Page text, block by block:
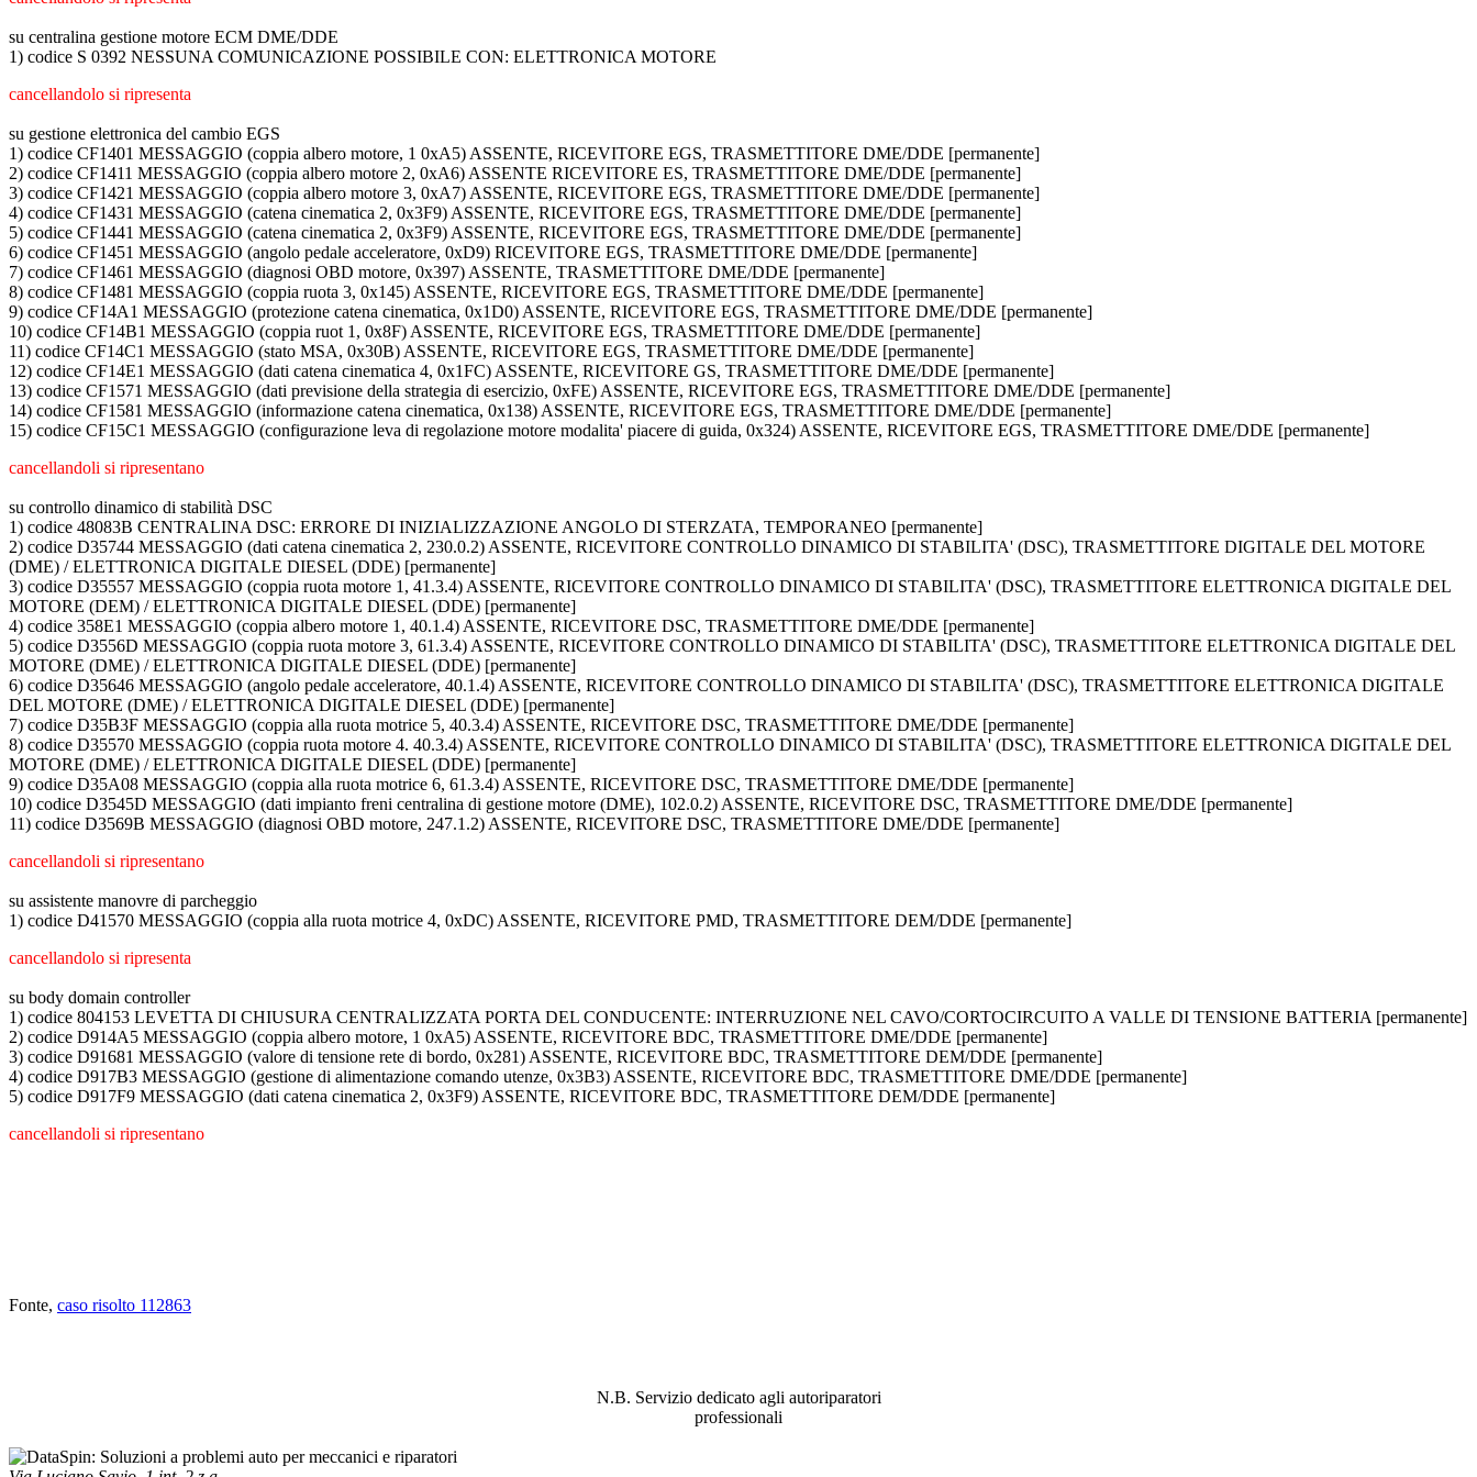
su centralina gestione motore ECM DME/DDE
1) codice S 0392 NESSUNA COMUNICAZIONE POSSIBILE CON: ELETTRONICA MOTORE
cancellandolo si ripresenta
su gestione elettronica del cambio EGS
1) codice CF1401 MESSAGGIO (coppia albero motore, 1 0xA5) ASSENTE, RICEVITORE EGS, TRASMETTITORE DME/DDE [permanente]
2) codice CF1411 MESSAGGIO (coppia albero motore 2, 0xA6) ASSENTE RICEVITORE ES, TRASMETTITORE DME/DDE [permanente]
3) codice CF1421 MESSAGGIO (coppia albero motore 3, 0xA7) ASSENTE, RICEVITORE EGS, TRASMETTITORE DME/DDE [permanente]
4) codice CF1431 MESSAGGIO (catena cinematica 2, 0x3F9) ASSENTE, RICEVITORE EGS, TRASMETTITORE DME/DDE [permanente]
5) codice CF1441 MESSAGGIO (catena cinematica 2, 0x3F9) ASSENTE, RICEVITORE EGS, TRASMETTITORE DME/DDE [permanente]
6) codice CF1451 MESSAGGIO (angolo pedale acceleratore, 0xD9) RICEVITORE EGS, TRASMETTITORE DME/DDE [permanente]
7) codice CF1461 MESSAGGIO (diagnosi OBD motore, 0x397) ASSENTE, TRASMETTITORE DME/DDE [permanente]
8) codice CF1481 MESSAGGIO (coppia ruota 3, 0x145) ASSENTE, RICEVITORE EGS, TRASMETTITORE DME/DDE [permanente]
9) codice CF14A1 MESSAGGIO (protezione catena cinematica, 0x1D0) ASSENTE, RICEVITORE EGS, TRASMETTITORE DME/DDE [permanente]
10) codice CF14B1 MESSAGGIO (coppia ruot 1, 0x8F) ASSENTE, RICEVITORE EGS, TRASMETTITORE DME/DDE [permanente]
11) codice CF14C1 MESSAGGIO (stato MSA, 0x30B) ASSENTE, RICEVITORE EGS, TRASMETTITORE DME/DDE [permanente]
12) codice CF14E1 MESSAGGIO (dati catena cinematica 4, 0x1FC) ASSENTE, RICEVITORE GS, TRASMETTITORE DME/DDE [permanente]
13) codice CF1571 MESSAGGIO (dati previsione della strategia di esercizio, 0xFE) ASSENTE, RICEVITORE EGS, TRASMETTITORE DME/DDE [permanente]
14) codice CF1581 MESSAGGIO (informazione catena cinematica, 0x138) ASSENTE, RICEVITORE EGS, TRASMETTITORE DME/DDE [permanente]
15) codice CF15C1 MESSAGGIO (configurazione leva di regolazione motore modalita' piacere di guida, 0x324) ASSENTE, RICEVITORE EGS, TRASMETTITORE DME/DDE [permanente]
cancellandoli si ripresentano
su controllo dinamico di stabilità DSC
1) codice 48083B CENTRALINA DSC: ERRORE DI INIZIALIZZAZIONE ANGOLO DI STERZATA, TEMPORANEO [permanente]
2) codice D35744 MESSAGGIO (dati catena cinematica 2, 230.0.2) ASSENTE, RICEVITORE CONTROLLO DINAMICO DI STABILITA' (DSC), TRASMETTITORE DIGITALE DEL MOTORE
(DME) / ELETTRONICA DIGITALE DIESEL (DDE) [permanente]
3) codice D35557 MESSAGGIO (coppia ruota motore 1, 41.3.4) ASSENTE, RICEVITORE CONTROLLO DINAMICO DI STABILITA' (DSC), TRASMETTITORE ELETTRONICA DIGITALE DEL
MOTORE (DEM) / ELETTRONICA DIGITALE DIESEL (DDE) [permanente]
4) codice 358E1 MESSAGGIO (coppia albero motore 1, 40.1.4) ASSENTE, RICEVITORE DSC, TRASMETTITORE DME/DDE [permanente]
5) codice D3556D MESSAGGIO (coppia ruota motore 3, 61.3.4) ASSENTE, RICEVITORE CONTROLLO DINAMICO DI STABILITA' (DSC), TRASMETTITORE ELETTRONICA DIGITALE DEL
MOTORE (DME) / ELETTRONICA DIGITALE DIESEL (DDE) [permanente]
6) codice D35646 MESSAGGIO (angolo pedale acceleratore, 40.1.4) ASSENTE, RICEVITORE CONTROLLO DINAMICO DI STABILITA' (DSC), TRASMETTITORE ELETTRONICA DIGITALE
DEL MOTORE (DME) / ELETTRONICA DIGITALE DIESEL (DDE) [permanente]
7) codice D35B3F MESSAGGIO (coppia alla ruota motrice 5, 40.3.4) ASSENTE, RICEVITORE DSC, TRASMETTITORE DME/DDE [permanente]
8) codice D35570 MESSAGGIO (coppia ruota motore 4. 40.3.4) ASSENTE, RICEVITORE CONTROLLO DINAMICO DI STABILITA' (DSC), TRASMETTITORE ELETTRONICA DIGITALE DEL
MOTORE (DME) / ELETTRONICA DIGITALE DIESEL (DDE) [permanente]
9) codice D35A08 MESSAGGIO (coppia alla ruota motrice 6, 61.3.4) ASSENTE, RICEVITORE DSC, TRASMETTITORE DME/DDE [permanente]
10) codice D3545D MESSAGGIO (dati impianto freni centralina di gestione motore (DME), 102.0.2) ASSENTE, RICEVITORE DSC, TRASMETTITORE DME/DDE [permanente]
11) codice D3569B MESSAGGIO (diagnosi OBD motore, 247.1.2) ASSENTE, RICEVITORE DSC, TRASMETTITORE DME/DDE [permanente]
cancellandoli si ripresentano
su assistente manovre di parcheggio
1) codice D41570 MESSAGGIO (coppia alla ruota motrice 4, 0xDC) ASSENTE, RICEVITORE PMD, TRASMETTITORE DEM/DDE [permanente]
cancellandolo si ripresenta
su body domain controller
1) codice 804153 LEVETTA DI CHIUSURA CENTRALIZZATA PORTA DEL CONDUCENTE: INTERRUZIONE NEL CAVO/CORTOCIRCUITO A VALLE DI TENSIONE BATTERIA [permanente]
2) codice D914A5 MESSAGGIO (coppia albero motore, 1 0xA5) ASSENTE, RICEVITORE BDC, TRASMETTITORE DME/DDE [permanente]
3) codice D91681 MESSAGGIO (valore di tensione rete di bordo, 0x281) ASSENTE, RICEVITORE BDC, TRASMETTITORE DEM/DDE [permanente]
4) codice D917B3 MESSAGGIO (gestione di alimentazione comando utenze, 0x3B3) ASSENTE, RICEVITORE BDC, TRASMETTITORE DME/DDE [permanente]
5) codice D917F9 MESSAGGIO (dati catena cinematica 2, 0x3F9) ASSENTE, RICEVITORE BDC, TRASMETTITORE DEM/DDE [permanente]
cancellandoli si ripresentano
Fonte, caso risolto 112863
N.B. Servizio dedicato agli autoriparatori
professionali